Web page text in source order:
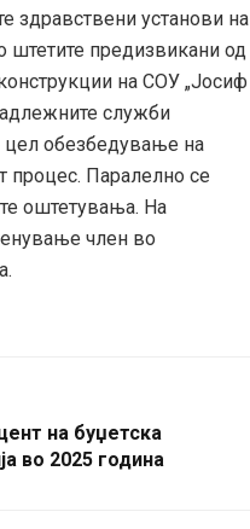
здравствени установи на
штетите предизвикани од
на СОУ „Јосиф
служби
цел обезбедување на
процес. Паралелно се
оштетувања. На
член во
на буџетска
во 2025 година